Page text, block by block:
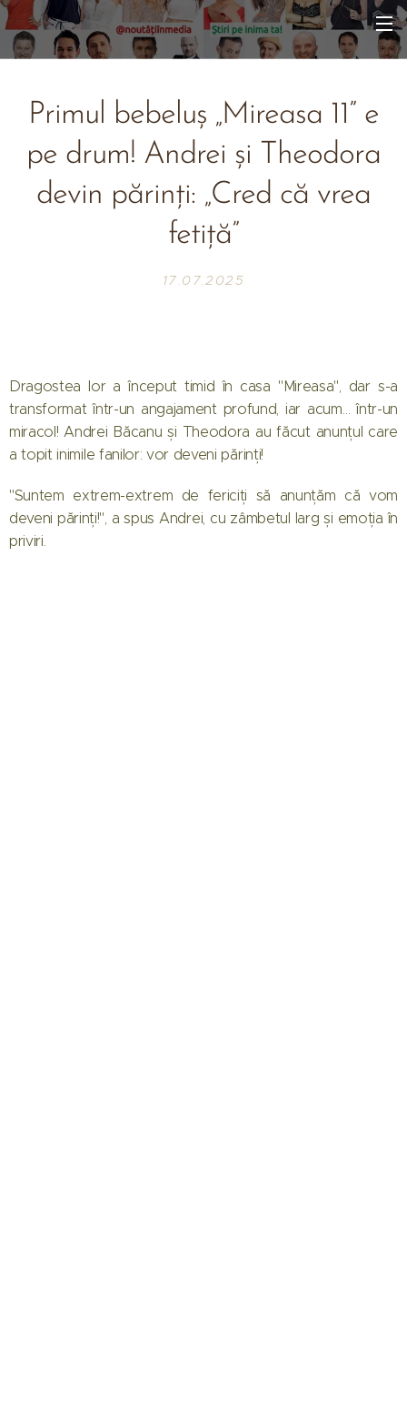
Primul bebeluș „Mireasa 11” e
pe drum! Andrei și Theodora
devin părinți: „Cred că vrea
fetiță”
17.07.2025
Dragostea lor a început timid în casa "Mireasa", dar s-a
transformat într-un angajament profund, iar acum… într-un
miracol! Andrei Băcanu și Theodora au făcut anunțul care
a topit inimile fanilor: vor deveni părinți!
"Suntem extrem-extrem de fericiți să anunțăm că vom
deveni părinți!", a spus Andrei, cu zâmbetul larg și emoția în
priviri.